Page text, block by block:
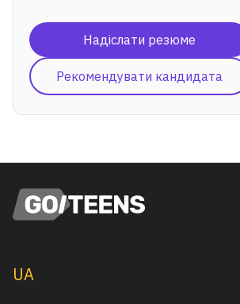
Надіслати резюме
Рекомендувати кандидата
UA